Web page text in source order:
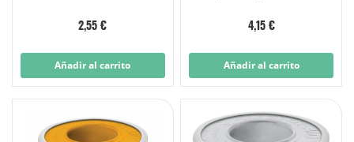
pieles sensibles
2,55 €
Añadir al carrito
Pieles Sensibles
4,15 €
Añadir al carrito